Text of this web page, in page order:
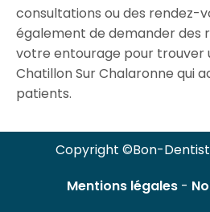
consultations ou des rendez-
également de demander des
votre entourage pour trouver
Chatillon Sur Chalaronne qui
patients.
Copyright ©Bon-
Mentions légales-